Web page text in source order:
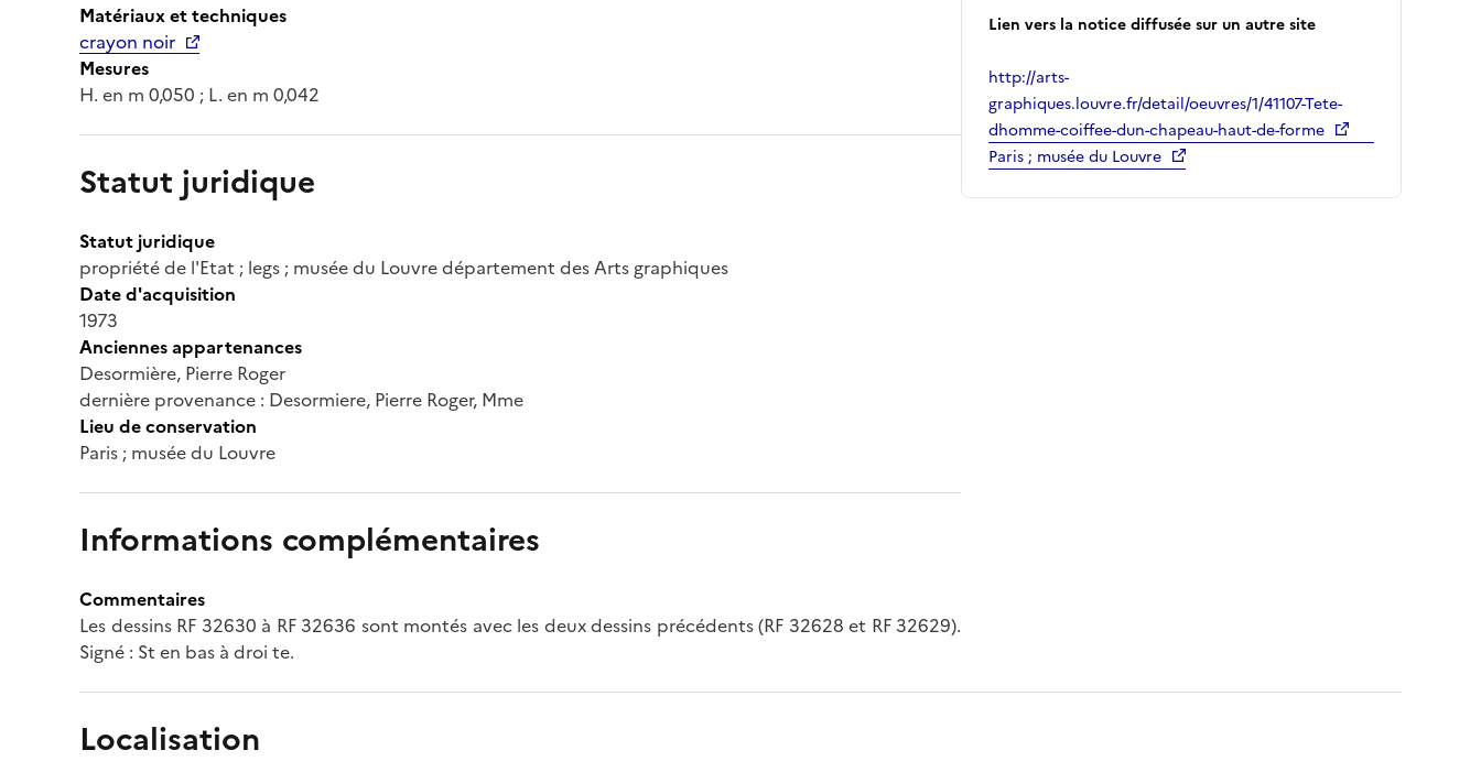
Matériaux et techniques
crayon noir
Mesures
H. en m 0,050 ; L. en m 0,042
Statut juridique
Statut juridique
propriété de l'Etat ; legs ; musée du Louvre département des Arts graphiques
Date d'acquisition
1973
Anciennes appartenances
Desormière, Pierre Roger
dernière provenance : Desormiere, Pierre Roger, Mme
Lieu de conservation
Paris ; musée du Louvre
Informations complémentaires
Commentaires
Les dessins RF 32630 à RF 32636 sont montés avec les deux dessins précédents (RF 32628 et RF 32629).
Signé : St en bas à droi te.
Lien vers la notice diffusée sur un autre site
http://arts-
graphiques.louvre.fr/detail/oeuvres/1/41107-Tete-
dhomme-coiffee-dun-chapeau-haut-de-forme
Paris ; musée du Louvre
Localisation